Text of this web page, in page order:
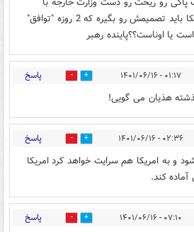
"دیپلمات"بازی های که امریکا باید تصمیمش رو بگیره که 2 روزه "توافق"
یا اوناست؟؟پاینده رهبر
۰۱:۱۷ - ۱۴۰۱/۰۶/۱۶ 0 پاسخ
هذیان می گویی!
۰۲:۳۶ - ۱۴۰۱/۰۶/۱۶ 0 پاسخ
و به امریکا هم سرایت خواهد کرد امریکا
کند.
۰۷:۱۰ - ۱۴۰۱/۰۶/۱۶ 0 پاسخ